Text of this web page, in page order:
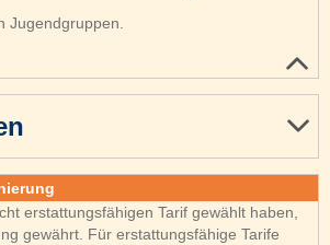
Jugendgruppen.
erstattungsfähigen Tarif gewählt haben,
gewährt. Für erstattungsfähige Tarife